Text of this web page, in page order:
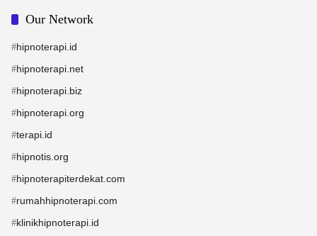
Our Network
#hipnoterapi.id
#hipnoterapi.net
#hipnoterapi.biz
#hipnoterapi.org
#terapi.id
#hipnotis.org
#hipnoterapiterdekat.com
#rumahhipnoterapi.com
#klinikhipnoterapi.id